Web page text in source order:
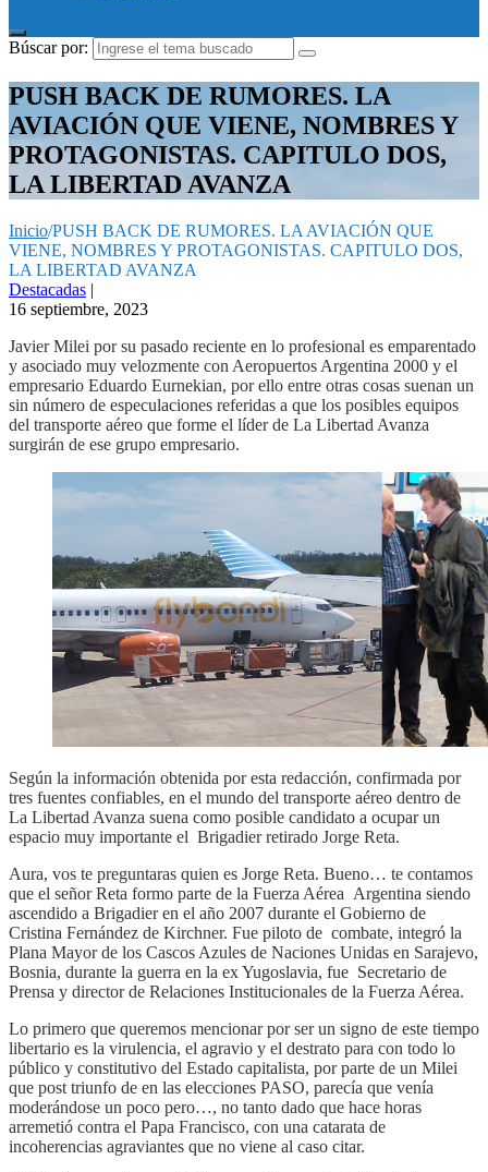
Búscar por:
PUSH BACK DE RUMORES. LA
AVIACIÓN QUE VIENE, NOMBRES Y
PROTAGONISTAS. CAPITULO DOS,
LA LIBERTAD AVANZA
Inicio/PUSH BACK DE RUMORES. LA AVIACIÓN QUE
VIENE, NOMBRES Y PROTAGONISTAS. CAPITULO DOS,
LA LIBERTAD AVANZA
Destacadas |
16 septiembre, 2023
Javier Milei por su pasado reciente en lo profesional es emparentado
y asociado muy velozmente con Aeropuertos Argentina 2000 y el
empresario Eduardo Eurnekian, por ello entre otras cosas suenan un
sin número de especulaciones referidas a que los posibles equipos
del transporte aéreo que forme el líder de La Libertad Avanza
surgirán de ese grupo empresario.
Según la información obtenida por esta redacción, confirmada por
tres fuentes confiables, en el mundo del transporte aéreo dentro de
La Libertad Avanza suena como posible candidato a ocupar un
espacio muy importante el Brigadier retirado Jorge Reta.
Aura, vos te preguntaras quien es Jorge Reta. Bueno… te contamos
que el señor Reta formo parte de la Fuerza Aérea Argentina siendo
ascendido a Brigadier en el año 2007 durante el Gobierno de
Cristina Fernández de Kirchner. Fue piloto de combate, integró la
Plana Mayor de los Cascos Azules de Naciones Unidas en Sarajevo,
Bosnia, durante la guerra en la ex Yugoslavia, fue Secretario de
Prensa y director de Relaciones Institucionales de la Fuerza Aérea.
Lo primero que queremos mencionar por ser un signo de este tiempo
libertario es la virulencia, el agravio y el destrato para con todo lo
público y constitutivo del Estado capitalista, por parte de un Milei
que post triunfo de en las elecciones PASO, parecía que venía
moderándose un poco pero…, no tanto dado que hace horas
arremetió contra el Papa Francisco, con una catarata de
incoherencias agraviantes que no viene al caso citar.